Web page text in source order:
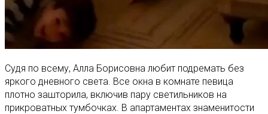
Судя по всему, Алла Борисовна любит подремать без
яркого дневного света. Все окна в комнате певица
плотно зашторила, включив пару светильников на
прикроватных тумбочках. В апартаментах знаменитости